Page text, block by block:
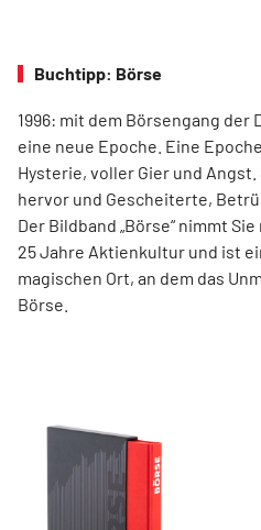
Buchtipp: Börse
1996: mit dem ­Börsen­­gang
eine neue ­Epoche. Eine
Hysterie, ­voller Gier und
hervor und ­Gescheiterte,
Der Bildband ­„Börse“ nimmt
25 Jahre Aktienkultur und ist
magischen Ort, an dem das
Börse.